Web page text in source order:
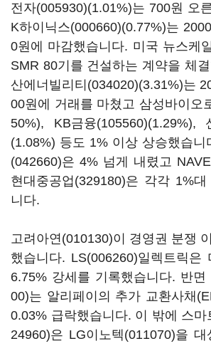
전자(005930)(1.01%)는 700원 오
K하이닉스(000660)(0.77%)는
0원에 마감했습니다. 미국 뉴스케
SMR 80기를 건설하는 계약을 체
산에너빌리티(034020)(3.31%)는
00원에 거래를 마쳤고 삼성바이오
50%), KB금융(105560)(1.29%),
(1.08%) 등도 1% 이상 상승했습니
(042660)은 4% 넘게 내렸고
현대중공업(329180)은 각각 1%대
니다.
고려아연(010130)이 경영권 분쟁
했습니다. LS(006260)일렉트릭은
6.75% 강세를 기록했습니다. 반면
00)는 알리페이의 추가 교환사채
0.03% 급락했습니다. 이 밖에 스마
24960)은 LG이노텍(011070)을 대